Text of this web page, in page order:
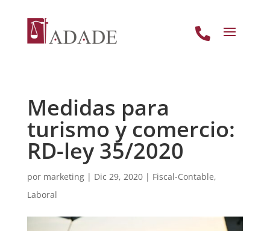

Medidas para
turismo y comercio:
RD-ley 35/2020
por marketing| Dic 29, 2020| Fiscal-Contable,
Laboral